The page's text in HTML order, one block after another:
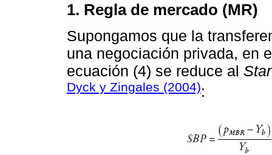
1. Regla de mercado (MR)
Supongamos que la
una negociación privada, en
ecuación (4) se reduce al
Dyck y Zingales (2004):